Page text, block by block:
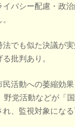
イバシー配慮・政治
法でも似た決議が
批判あり。
民活動への萎縮効果
野党活動などが「
、監視対象になる